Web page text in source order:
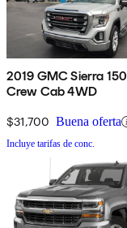
2019 GMC Sierra
Crew Cab 4WD
$31,700 Buena oferta
Incluye tarifas de conc.